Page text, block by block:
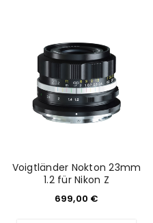
Voigtländer Nokton 23mm
1.2 für Nikon Z
699,00 €